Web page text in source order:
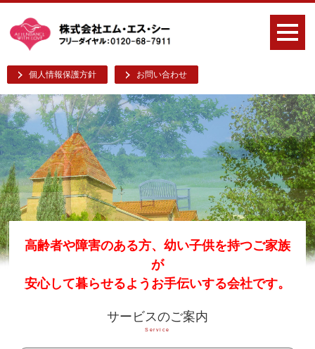
個人情報保護方針 お問い合わせ
高齢者や障害のある方、幼い子供を持つご家族
が
安心して暮らせるようお手伝いする会社です。
サービスのご案内
Service